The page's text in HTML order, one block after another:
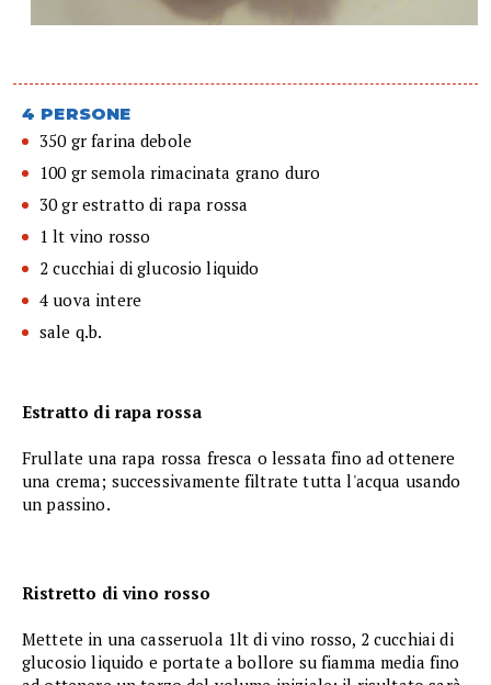
4 PERSONE
350 gr farina debole
100 gr semola rimacinata grano duro
30 gr estratto di rapa rossa
1 lt vino rosso
2 cucchiai di glucosio liquido
4 uova intere
sale q.b.
Estratto di rapa rossa
Frullate una rapa rossa fresca o lessata fino ad ottenere
una crema; successivamente filtrate tutta l'acqua usando
un passino.
Ristretto di vino rosso
Mettete in una casseruola 1lt di vino rosso, 2 cucchiai di
glucosio liquido e portate a bollore su fiamma media fino